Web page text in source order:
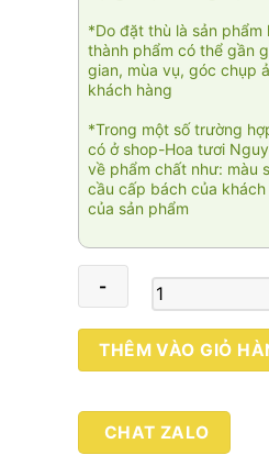
*Do đặt thù là sản
thành phẩm có thể gần
gian, mùa vụ, góc chụp
khách hàng
*Trong một số trường
có ở shop-Hoa tươi
về phẩm chất như: màu
cầu cấp bách của
của sản phẩm
Lộc
phát
lượng
THÊM VÀO GIỎ
CHAT ZALO